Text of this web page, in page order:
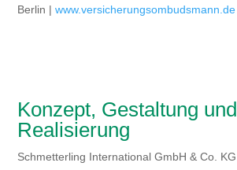
Berlin |www.versicherungsombudsmann.de
Konzept, Gestaltung und
Realisierung
Schmetterling International GmbH & Co. KG